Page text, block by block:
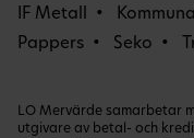
IF Metall
Kommunal
Pappers
Seko
LO Mervärde samarbetar
utgivare av betal- och